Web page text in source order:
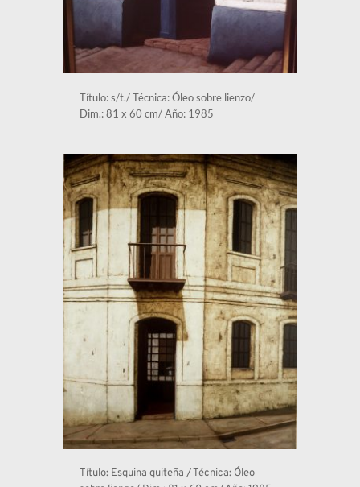
Título: s/t./ Técnica: Óleo sobre lienzo/
Dim.: 81 x 60 cm/ Año: 1985
Título: Esquina quiteña / Técnica: Óleo